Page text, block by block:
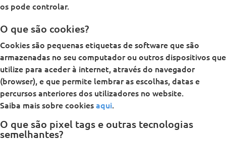
os pode controlar.
O que são cookies?
Cookies são pequenas etiquetas de software que são
armazenadas no seu computador ou outros dispositivos que
utilize para aceder à internet, através do navegador
(browser), e que permite lembrar as escolhas, datas e
percursos anteriores dos utilizadores no website.
Saiba mais sobre cookiesaqui.
O que são pixel tags e outras tecnologias
semelhantes?